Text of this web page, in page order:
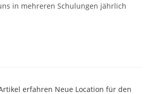
in mehreren Schulungen jährlich